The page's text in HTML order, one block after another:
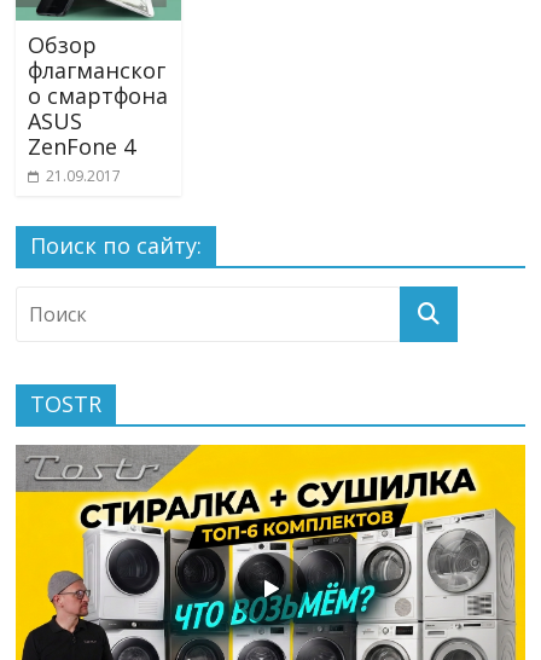
Обзор
флагманског
о смартфона
ASUS
ZenFone 4
21.09.2017
Поиск по сайту:
TOSTR